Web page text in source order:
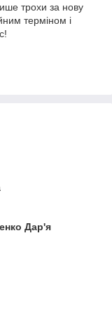
трохи за нову
терміном і
Дар'я